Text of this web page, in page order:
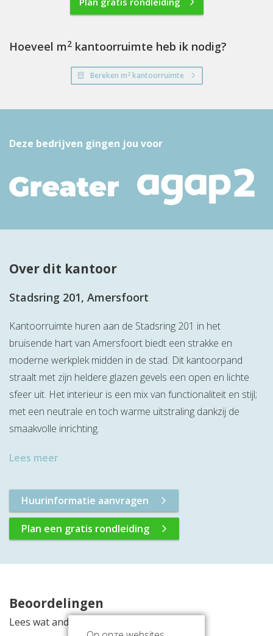
Hoeveel m2 kantoorruimte heb ik nodig?
Bereken m2kantoorruimte
Deze bedrijven gingen jou voor
Over dit kantoor
Stadsring 201, Amersfoort
Kantoorruimte huren aan de Stadsring 201 in het
bruisende hart van Amersfoort biedt een strakke en
moderne werkplek midden in de stad. Dit kantoorpand
straalt met zijn heldere glazen gevels een open en lichte
sfeer uit. Het interieur is een mix van functionaliteit en stijl;
met een neutrale en toch warme uitstraling dankzij de
smaakvolle inrichting.
Lees meer
Huurinformatie aanvragen
Plan een gratis rondleiding
Beoordelingen
Lees wat anderen vinden van deze locatie